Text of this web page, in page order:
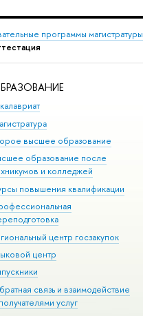
программы магистратуры
высшее образование
образование после
и колледжей
повышения квалификации
центр госзакупок
центр
связь и взаимодействие
услуг